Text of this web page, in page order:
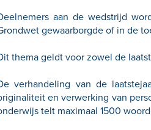
aan de wedstrijd
gewaarborgde of in de
thema geldt voor zowel de
verhandeling van de
en verwerking van
telt maximaal 1500